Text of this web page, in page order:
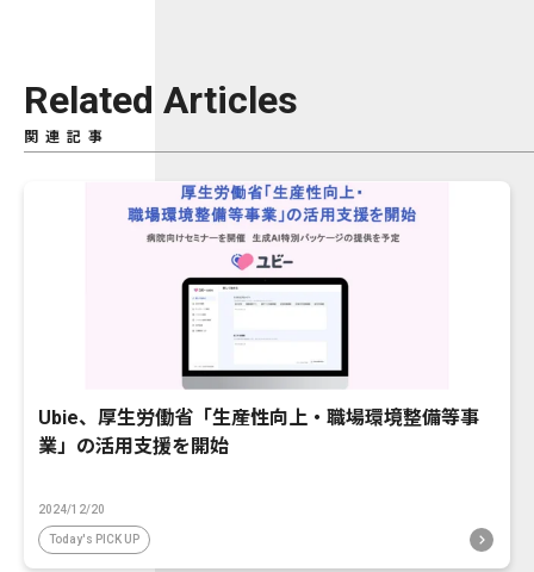
Related Articles
関連記事
Ubie、厚生労働省「生産性向上・職場環境整備等事
業」の活用支援を開始
2024/12/20
Today's PICK UP